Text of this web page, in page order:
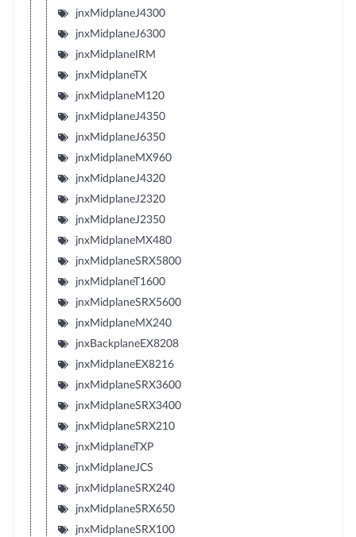
jnxMidplaneJ4300
jnxMidplaneJ6300
jnxMidplaneIRM
jnxMidplaneTX
jnxMidplaneM120
jnxMidplaneJ4350
jnxMidplaneJ6350
jnxMidplaneMX960
jnxMidplaneJ4320
jnxMidplaneJ2320
jnxMidplaneJ2350
jnxMidplaneMX480
jnxMidplaneSRX5800
jnxMidplaneT1600
jnxMidplaneSRX5600
jnxMidplaneMX240
jnxBackplaneEX8208
jnxMidplaneEX8216
jnxMidplaneSRX3600
jnxMidplaneSRX3400
jnxMidplaneSRX210
jnxMidplaneTXP
jnxMidplaneJCS
jnxMidplaneSRX240
jnxMidplaneSRX650
jnxMidplaneSRX100